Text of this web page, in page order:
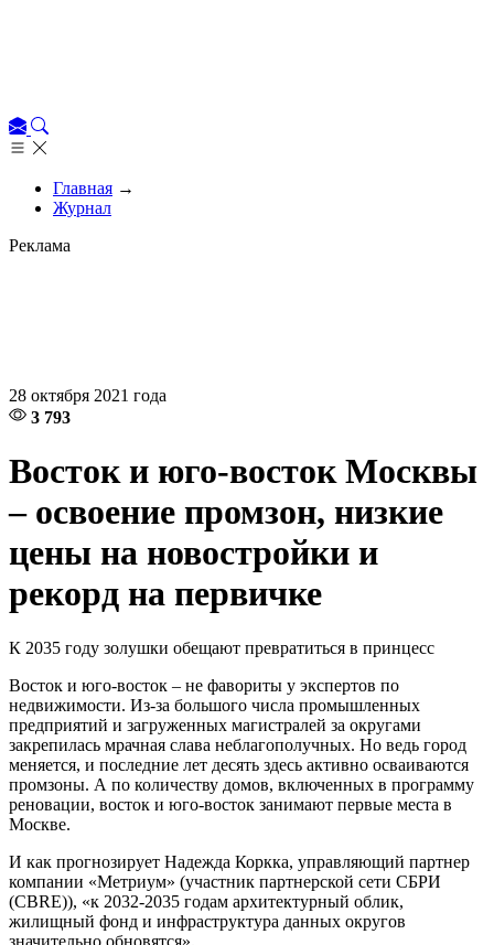
Главная →
Журнал
Реклама
28 октября 2021 года
3 793
Восток и юго-восток Москвы
– освоение промзон, низкие
цены на новостройки и
рекорд на первичке
К 2035 году золушки обещают превратиться в принцесс
Восток и юго-восток – не фавориты у экспертов по
недвижимости. Из-за большого числа промышленных
предприятий и загруженных магистралей за округами
закрепилась мрачная слава неблагополучных. Но ведь город
меняется, и последние лет десять здесь активно осваиваются
промзоны. А по количеству домов, включенных в программу
реновации, восток и юго-восток занимают первые места в
Москве.
И как прогнозирует Надежда Коркка, управляющий партнер
компании «Метриум» (участник партнерской сети СБРИ
(CBRE)), «к 2032-2035 годам архитектурный облик,
жилищный фонд и инфраструктура данных округов
значительно обновятся».